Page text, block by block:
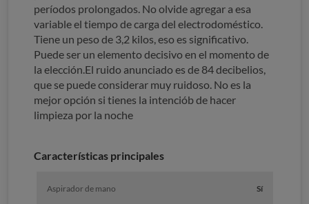
períodos prolongados. No olvide agregar a esa
variable el tiempo de carga del electrodoméstico.
Tiene un peso de 3,2 kilos, eso es significativo.
Puede ser un elemento decisivo en el momento de
la elección.El ruido anunciado es de 84 decibelios,
que se puede considerar muy ruidoso. No es la
mejor opción si tienes la intenciób de hacer
limpieza por la noche
Características principales
Aspirador de mano Sí